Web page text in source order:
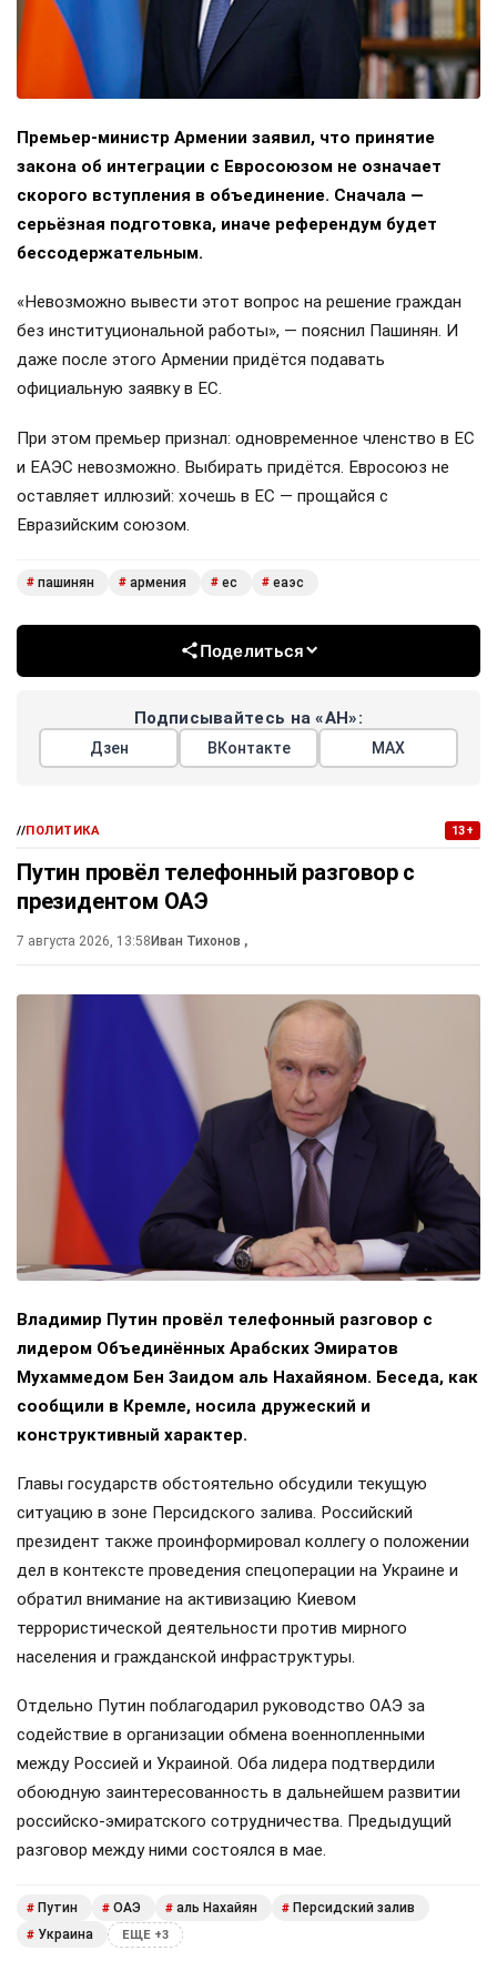
Премьер-министр Армении заявил, что принятие
закона об интеграции с Евросоюзом не означает
скорого вступления в объединение. Сначала —
серьёзная подготовка, иначе референдум будет
бессодержательным.
«Невозможно вывести этот вопрос на решение граждан
без институциональной работы», — пояснил Пашинян. И
даже после этого Армении придётся подавать
официальную заявку в ЕС.
При этом премьер признал: одновременное членство в ЕС
и ЕАЭС невозможно. Выбирать придётся. Евросоюз не
оставляет иллюзий: хочешь в ЕС — прощайся с
Евразийским союзом.
# пашинян # армения # ес # еаэс
Поделиться
Подписывайтесь на «АН»:
Дзен ВКонтакте МАХ
//ПОЛИТИКА 13+
Путин провёл телефонный разговор с
президентом ОАЭ
7 августа 2026, 13:58Иван Тихонов ,
Владимир Путин провёл телефонный разговор с
лидером Объединённых Арабских Эмиратов
Мухаммедом Бен Заидом аль Нахайяном. Беседа, как
сообщили в Кремле, носила дружеский и
конструктивный характер.
Главы государств обстоятельно обсудили текущую
ситуацию в зоне Персидского залива. Российский
президент также проинформировал коллегу о положении
дел в контексте проведения спецоперации на Украине и
обратил внимание на активизацию Киевом
террористической деятельности против мирного
населения и гражданской инфраструктуры.
Отдельно Путин поблагодарил руководство ОАЭ за
содействие в организации обмена военнопленными
между Россией и Украиной. Оба лидера подтвердили
обоюдную заинтересованность в дальнейшем развитии
российско-эмиратского сотрудничества. Предыдущий
разговор между ними состоялся в мае.
# Путин # ОАЭ # аль Нахайян # Персидский залив
# Украина ЕЩЕ +3